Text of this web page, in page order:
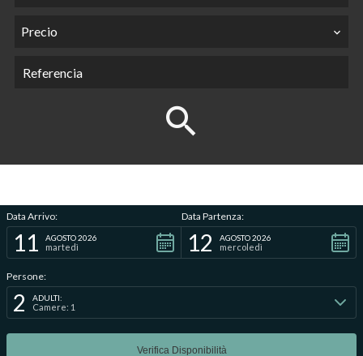
Precio
Data Arrivo:
11 AGOSTO 2026
martedì
Data Partenza:
12 AGOSTO 2026
mercoledì
Persone:
2 ADULTI:
Camere: 1